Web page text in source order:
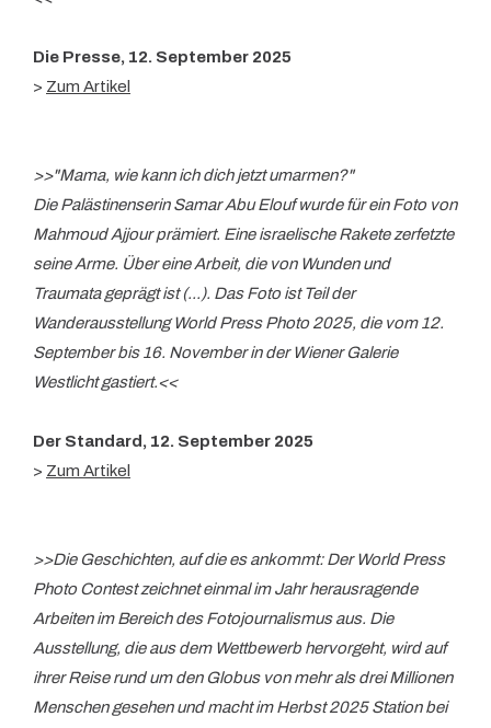
Die Presse, 12. September 2025
> Zum Artikel
>>"Mama, wie kann ich dich jetzt umarmen?"
Die Palästinenserin Samar Abu Elouf wurde für ein Foto von
Mahmoud Ajjour prämiert. Eine israelische Rakete zerfetzte
seine Arme. Über eine Arbeit, die von Wunden und
Traumata geprägt ist (...). Das Foto ist Teil der
Wanderausstellung World Press Photo 2025, die vom 12.
September bis 16. November in der Wiener Galerie
Westlicht gastiert.<<
Der Standard, 12. September 2025
> Zum Artikel
>>Die Geschichten, auf die es ankommt: Der World Press
Photo Contest zeichnet einmal im Jahr herausragende
Arbeiten im Bereich des Fotojournalismus aus. Die
Ausstellung, die aus dem Wettbewerb hervorgeht, wird auf
ihrer Reise rund um den Globus von mehr als drei Millionen
Menschen gesehen und macht im Herbst 2025 Station bei